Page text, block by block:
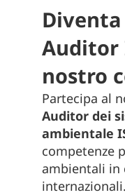
Auditor
nostro
Partecipa al
Auditor dei
ambientale
competenze
ambientali in
internazionali.